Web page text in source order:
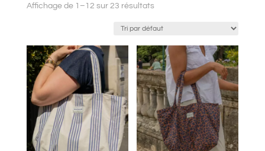
Affichage de 1–12 sur 23 résultats